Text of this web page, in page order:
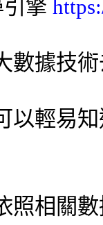
擎
數據技
以輕易
照相關